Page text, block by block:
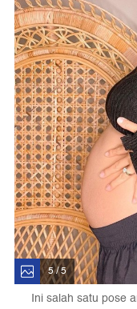
5 / 5
Ini salah satu pose